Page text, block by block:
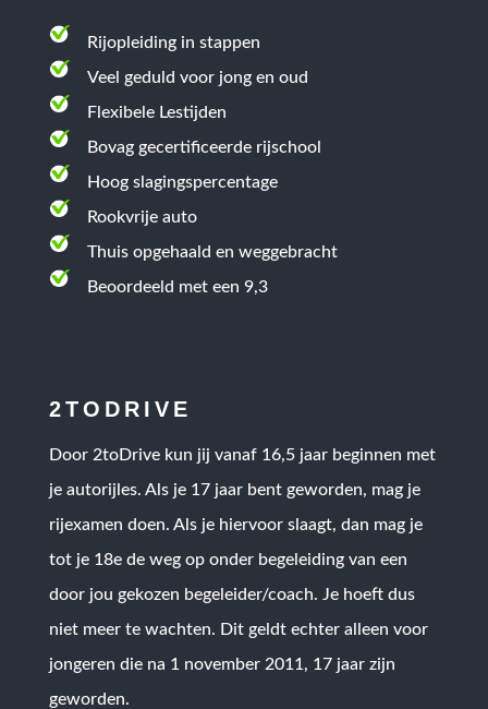
Rijopleiding in stappen
Veel geduld voor jong en oud
Flexibele Lestijden
Bovag gecertificeerde rijschool
Hoog slagingspercentage
Rookvrije auto
Thuis opgehaald en weggebracht
Beoordeeld met een 9,3
2TODRIVE
Door 2toDrive kun jij vanaf 16,5 jaar beginnen met
je autorijles. Als je 17 jaar bent geworden, mag je
rijexamen doen. Als je hiervoor slaagt, dan mag je
tot je 18e de weg op onder begeleiding van een
door jou gekozen begeleider/coach. Je hoeft dus
niet meer te wachten. Dit geldt echter alleen voor
jongeren die na 1 november 2011, 17 jaar zijn
geworden.